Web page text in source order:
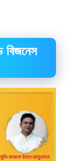
বিজনেস